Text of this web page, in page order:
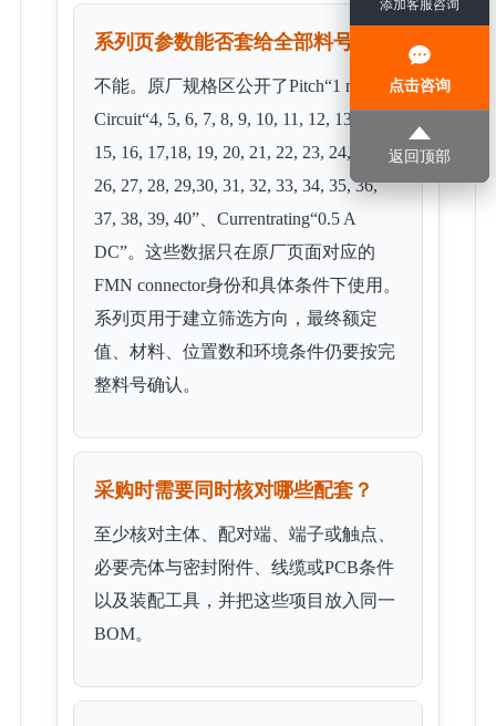
添加客服咨询
点击咨询
返回顶部
系列页参数能否套给全部料号？
不能。原厂规格区公开了Pitch“1 mm”、
Circuit“4, 5, 6, 7, 8, 9, 10, 11, 12, 13, 14,
15, 16, 17,18, 19, 20, 21, 22, 23, 24, 25,
26, 27, 28, 29,30, 31, 32, 33, 34, 35, 36,
37, 38, 39, 40”、Currentrating“0.5 A
DC”。这些数据只在原厂页面对应的
FMN connector身份和具体条件下使用。
系列页用于建立筛选方向，最终额定
值、材料、位置数和环境条件仍要按完
整料号确认。
采购时需要同时核对哪些配套？
至少核对主体、配对端、端子或触点、
必要壳体与密封附件、线缆或PCB条件
以及装配工具，并把这些项目放入同一
BOM。